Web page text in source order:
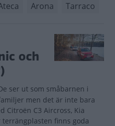
Arona Tarraco
och
ser ut som småbarnen i
men det är inte bara
Citroën C3 Aircross, Kia
terrängplasten finns goda